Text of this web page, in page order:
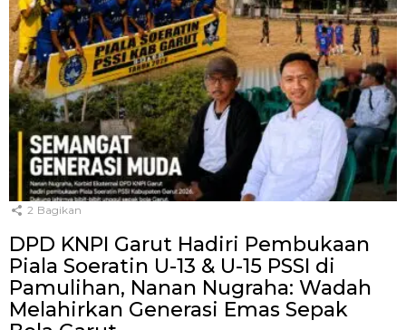
2 Bagikan
DPD KNPI Garut Hadiri Pembukaan
Piala Soeratin U-13 & U-15 PSSI di
Pamulihan, Nanan Nugraha: Wadah
Melahirkan Generasi Emas Sepak